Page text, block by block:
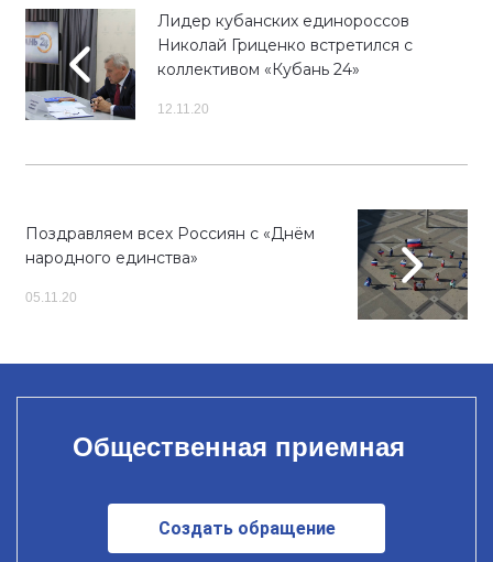
Лидер кубанских единороссов
Николай Гриценко встретился с
коллективом «Кубань 24»
12.11.20
Поздравляем всех Россиян с «Днём
народного единства»
05.11.20
Общественная приемная
Создать обращение